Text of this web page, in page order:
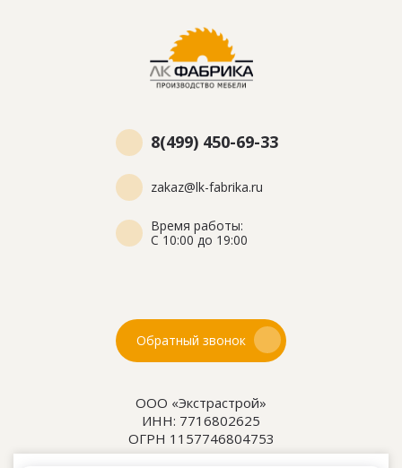
8(499) 450-69-33
zakaz@lk-fabrika.ru
Время работы:
С 10:00 до 19:00
Обратный звонок
ООО «Экстрастрой»
ИНН: 7716802625
ОГРН 1157746804753